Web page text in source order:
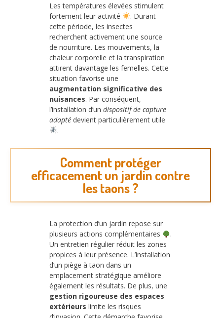
Les températures élevées stimulent
fortement leur activité
. Durant
cette période, les insectes
recherchent activement une source
de nourriture. Les mouvements, la
chaleur corporelle et la transpiration
attirent davantage les femelles. Cette
situation favorise une
augmentation significative des
nuisances. Par conséquent,
l’installation d’un dispositif de capture
adapté devient particulièrement utile
.
Comment protéger
efficacement un jardin contre
les taons ?
La protection d’un jardin repose sur
plusieurs actions complémentaires
.
Un entretien régulier réduit les zones
propices à leur présence. L’installation
d’un piège à taon dans un
emplacement stratégique améliore
également les résultats. De plus, une
gestion rigoureuse des espaces
extérieurs limite les risques